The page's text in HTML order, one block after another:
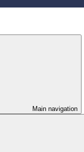
Main navigation